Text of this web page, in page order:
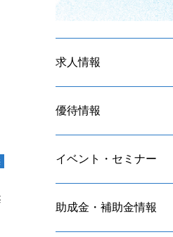
求人情報
優待情報
イベント・セミナー
助成金・補助金情報